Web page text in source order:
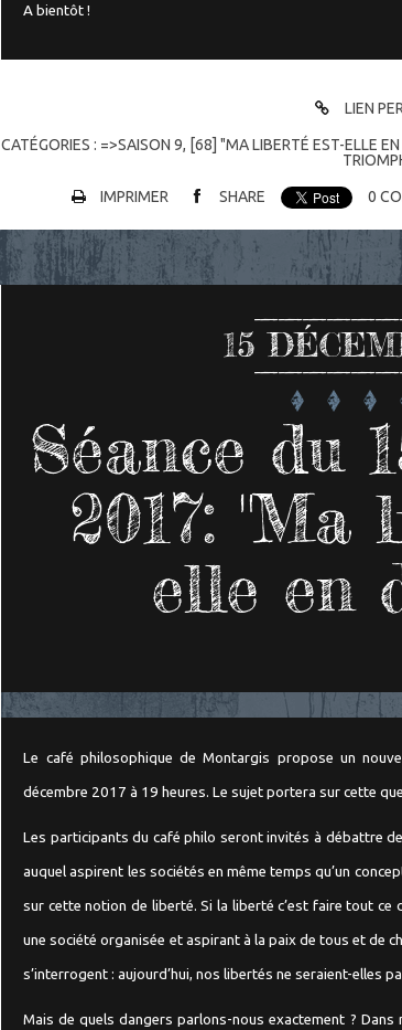
A bientôt !
LIEN
CATÉGORIES : =>SAISON 9, [68] "MA LIBERTÉ EST-ELLE EN
IMPRIMER SHARE 0
15
Séance du
2017: "Ma
elle en
Le café philosophique de Montargis propose un
décembre 2017 à 19 heures. Le sujet portera sur cette
Les participants du café philo seront invités à débattre
auquel aspirent les sociétés en même temps qu’un
sur cette notion de liberté. Si la liberté c’est faire tout ce
une société organisée et aspirant à la paix de tous et de
s’interrogent : aujourd’hui, nos libertés ne seraient-elles
Mais de quels dangers parlons-nous exactement ?